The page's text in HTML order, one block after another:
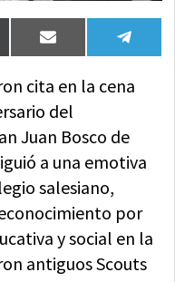
Compartir
en
Email
en
cita en la cena
del
Juan Bosco de
a una emotiva
salesiano,
por
y social en la
antiguos Scouts